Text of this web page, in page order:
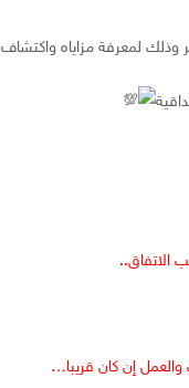
وذلك لمعرفة مزاياه واكتشاف
الاتفاق..
والعمل إن كان قريبا…